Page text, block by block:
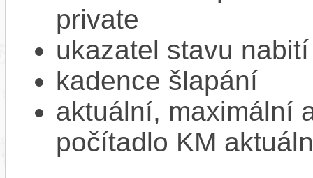
private
ukazatel stavu
kadence šlapání
aktuální, maximální
počítadlo KM